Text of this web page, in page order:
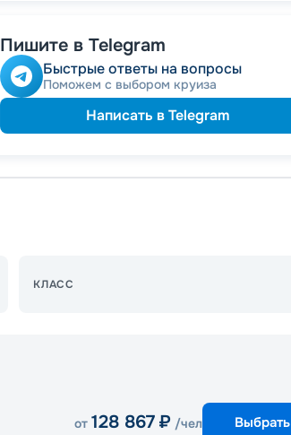
Пишите в Telegram
Быстрые ответы на вопросы
Поможем с выбором круиза
Написать в Telegram
КЛАСС
от 128 867 ₽ /чел Выбрать